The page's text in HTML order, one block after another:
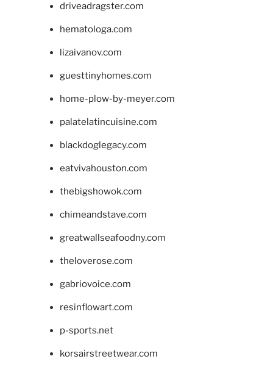
driveadragster.com
hematologa.com
lizaivanov.com
guesttinyhomes.com
home-plow-by-meyer.com
palatelatincuisine.com
blackdoglegacy.com
eatvivahouston.com
thebigshowok.com
chimeandstave.com
greatwallseafoodny.com
theloverose.com
gabriovoice.com
resinflowart.com
p-sports.net
korsairstreetwear.com